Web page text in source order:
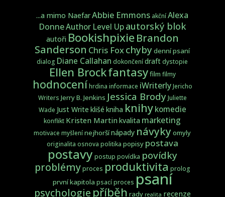
...a mimo NaefarAbbie Emmons akční Alexa
DonneAuthor Level Upautorský blok
autoři BookishpixieBrandon
Sanderson Chris Foxchybydenní psaní
dialog Diane Callahan dokončení draft dystopie
Ellen Brockfantasyfilm filmy
hodnoceníhrdina informace iWriterlyJericho
Writers Jerry B. Jenkins Jessica BrodyJuliette
Wade Just Write klišé kniha knihykomedie
konflikt Kristen Martinkvalita marketing
motivace myšlení nejhoršínápady návyky omyly
originalita osnova politika popisy postava
postavy postup povídka povídky
problémyproces produktivita prolog
první kapitola psací proces psaní
psychologie příběh rady realita recenze